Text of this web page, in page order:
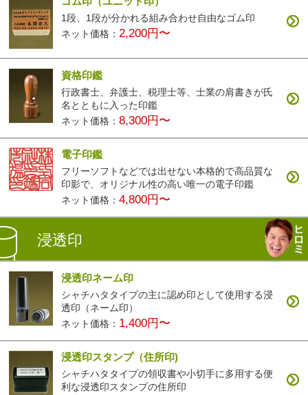
1段、1段が分かれる組み合わせ自由なゴム印
ネット価格：2,200円〜
資格印鑑
行政書士、弁護士、税理士等、士業の肩書きが氏
名とともに入った印鑑
ネット価格：8,300円〜
電子印鑑
フリーソフトなどでは出せない本格的で高品質な
印影で、オリジナル性の高い唯一の電子印鑑
ネット価格：4,800円〜
浸透印
浸透印ネーム印
シャチハタタイプの主に認め印として使用する浸
透印（ネーム印）
ネット価格： 1,400円〜
浸透印スタンプ（住所印)
シャチハタタイプの領収書や小切手に多用する便
利な浸透印スタンプの住所印